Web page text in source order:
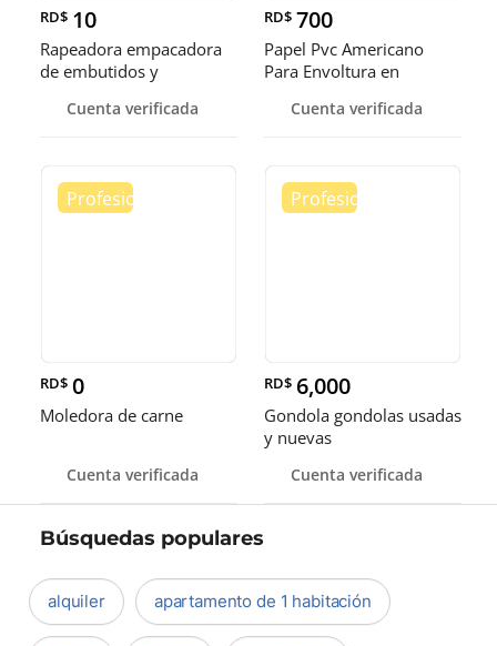
RD$ 10
Rapeadora empacadora
de embutidos y
Cuenta verificada
RD$ 700
Papel Pvc Americano
Para Envoltura en
pulgadas
Cuenta verificada
RD$ 0
Moledora de carne
Cuenta verificada
RD$ 6,000
Gondola gondolas usadas
y nuevas
Cuenta verificada
Búsquedas populares
alquiler apartamento de 1 habitación